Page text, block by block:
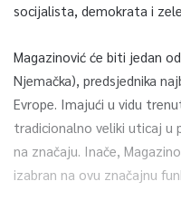
socijalista, demokrata i
Magazinović će biti jedan
Njemačka), predsjednika
Evrope. Imajući u vidu
tradicionalno veliki uticaj u
na značaju. Inače,
izabran na ovu značajnu